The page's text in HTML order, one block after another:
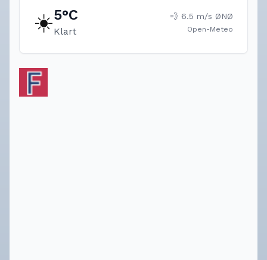
☀️5°C
Klart
💨 6.5 m/s ØNØ
Open-Meteo